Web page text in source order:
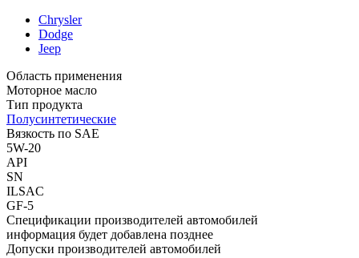
Chrysler
Dodge
Jeep
Область применения
Моторное масло
Тип продукта
Полусинтетические
Вязкость по SAE
5W-20
API
SN
ILSAC
GF-5
Спецификации производителей автомобилей
информация будет добавлена позднее
Допуски производителей автомобилей